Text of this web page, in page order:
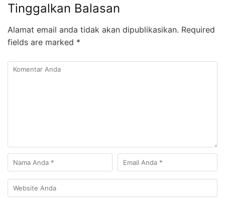
Tinggalkan Balasan
Alamat email anda tidak akan dipublikasikan. Required
fields are marked *